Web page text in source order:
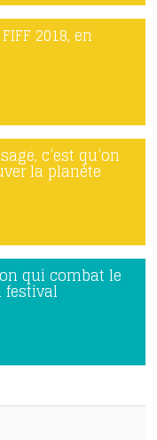
2018, en
c’est qu’on
la planète
qui combat le
festival